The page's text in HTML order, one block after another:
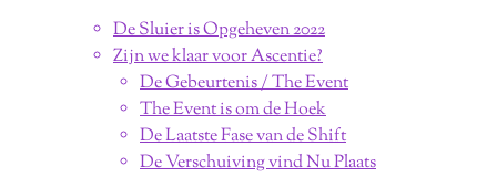
De Sluier is Opgeheven 2022
Zijn we klaar voor Ascentie?
De Gebeurtenis / The Event
The Event is om de Hoek
De Laatste Fase van de Shift
De Verschuiving vind Nu Plaats